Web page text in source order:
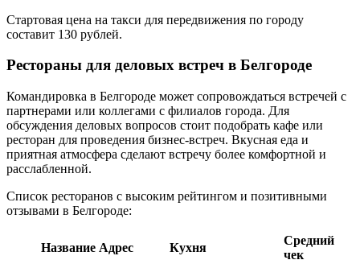
Стартовая цена на такси для передвижения по городу
составит 130 рублей.
Рестораны для деловых встреч в Белгороде
Командировка в Белгороде может сопровождаться встречей с
партнерами или коллегами с филиалов города. Для
обсуждения деловых вопросов стоит подобрать кафе или
ресторан для проведения бизнес-встреч. Вкусная еда и
приятная атмосфера сделают встречу более комфортной и
расслабленной.
Список ресторанов с высоким рейтингом и позитивными
отзывами в Белгороде:
Название Адрес Кухня
Средний
чек